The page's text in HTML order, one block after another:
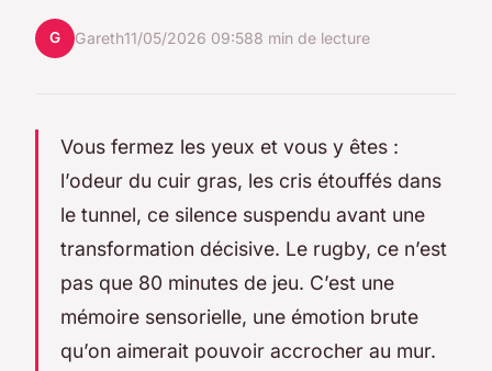
G Gareth11/05/2026 09:588 min de lecture
Vous fermez les yeux et vous y êtes :
l’odeur du cuir gras, les cris étouffés dans
le tunnel, ce silence suspendu avant une
transformation décisive. Le rugby, ce n’est
pas que 80 minutes de jeu. C’est une
mémoire sensorielle, une émotion brute
qu’on aimerait pouvoir accrocher au mur.